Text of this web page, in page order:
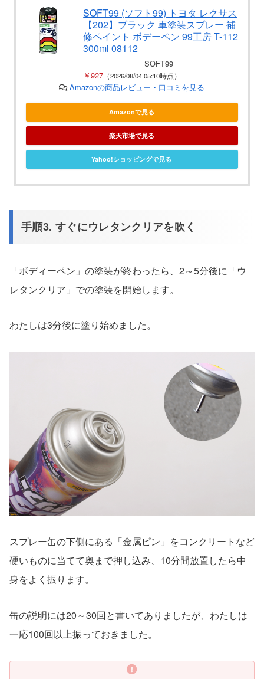
SOFT99 (ソフト99) トヨタ レクサス
【202】ブラック 車塗装スプレー 補
修ペイント ボデーペン 99工房 T-112
300ml 08112
SOFT99
￥927（2026/08/04 05:10時点）
Amazonの商品レビュー・口コミを見る
Amazonで見る
楽天市場で見る
Yahoo!ショッピングで見る
手順3. すぐにウレタンクリアを吹く
「ボディーペン」の塗装が終わったら、2～5分後に「ウ
レタンクリア」での塗装を開始します。
わたしは3分後に塗り始めました。
スプレー缶の下側にある「金属ピン」をコンクリートなど
硬いものに当てて奥まで押し込み、10分間放置したら中
身をよく振ります。
缶の説明には20～30回と書いてありましたが、わたしは
一応100回以上振っておきました。